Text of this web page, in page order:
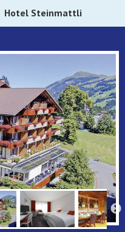
Hotel Steinmattli